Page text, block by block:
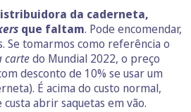
da caderneta,
que faltam. Pode encomendar,
Se tomarmos como referência o
cartedo Mundial 2022, o preço
desconto de 10% se usar um
É acima do custo normal,
abrir saquetas em vão.